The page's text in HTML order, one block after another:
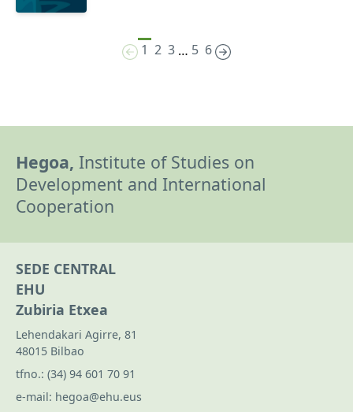
1 2 3 … 5 6
Hegoa, Institute of Studies on
Development and International
Cooperation
SEDE CENTRAL
EHU
Zubiria Etxea
Lehendakari Agirre, 81
48015 Bilbao
tfno.: (34) 94 601 70 91
e-mail: hegoa@ehu.eus